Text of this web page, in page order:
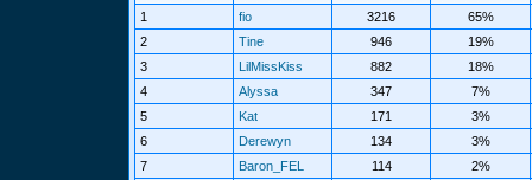
1
fio 3216
65%
2
Tine 946
19%
3
LilMissKiss 882
18%
4
Alyssa 347
7%
5
Kat 171
3%
6
Derewyn 134
3%
7
Baron_FEL 114
2%